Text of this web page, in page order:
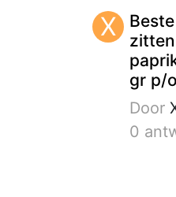
X
gr p/
Door
0